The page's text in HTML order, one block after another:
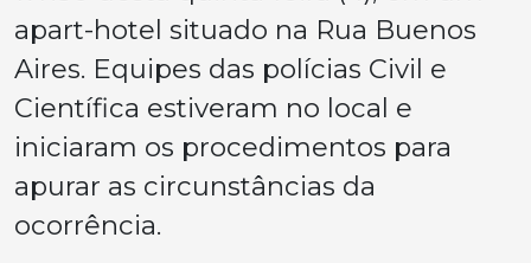
apart-hotel situado na Rua Buenos
Aires. Equipes das polícias Civil e
Científica estiveram no local e
iniciaram os procedimentos para
apurar as circunstâncias da
ocorrência.